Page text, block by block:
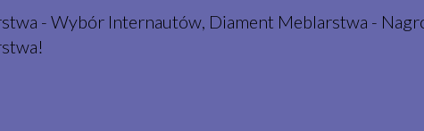
- Wybór Internautów, Diament Meblarstwa -